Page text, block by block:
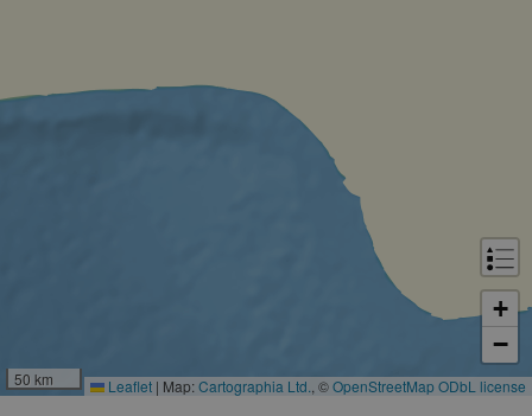
50 km
+
−
Leaflet | Map:Cartographia Ltd. , ©OpenStreetMapODbL license